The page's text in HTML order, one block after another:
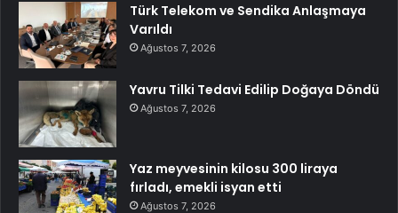
Türk Telekom ve Sendika Anlaşmaya
Varıldı
Ağustos 7, 2026
Yavru Tilki Tedavi Edilip Doğaya Döndü
Ağustos 7, 2026
Yaz meyvesinin kilosu 300 liraya
fırladı, emekli isyan etti
Ağustos 7, 2026